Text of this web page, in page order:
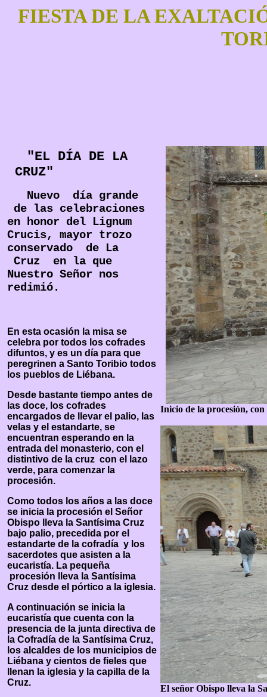
FIESTA DE LA
"EL DÍA DE LA
CRUZ"
Nuevo día grande
de las celebraciones
en honor del Lignum
Crucis, mayor trozo
conservado de La
Cruz en la que
Nuestro Señor nos
redimió.
En esta ocasión la misa se
celebra por todos los cofrades
difuntos, y es un día para que
peregrinen a Santo Toribio todos
los pueblos de Liébana.
Desde bastante tiempo antes de
las doce, los cofrades
encargados de llevar el palio, las
velas y el estandarte, se
encuentran esperando en la
entrada del monasterio, con el
distintivo de la cruz con el lazo
verde, para comenzar la
procesión.
Como todos los años a las doce
se inicia la procesión el Señor
Obispo lleva la Santísima Cruz
bajo palio, precedida por el
estandarte de la cofradía y los
sacerdotes que asisten a la
eucaristía. La pequeña
procesión lleva la Santísima
Cruz desde el pórtico a la iglesia.
A continuación se inicia la
eucaristía que cuenta con la
presencia de la junta directiva de
la Cofradía de la Santísima Cruz,
los alcaldes de los municipios de
Liébana y cientos de fieles que
llenan la iglesia y la capilla de la
Cruz.
Inicio de la procesión,
El señor Obispo lleva la